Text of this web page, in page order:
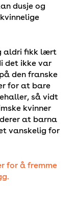
dusje og
aldri fikk lært
det ikke var
den franske
for at bare
så vidt
kvinner
at barna
vanskelig for
for å fremme